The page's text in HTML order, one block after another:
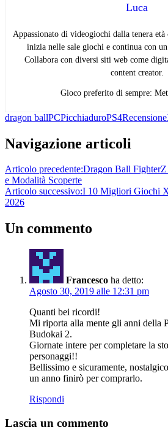
Luca
Appassionato di videogiochi dalla tenera
inizia nelle sale giochi e continua con
Collabora con diversi siti web come
content creator.
Gioco preferito di sempre:
dragon ballPCPicchiaduroPS4Recensione
Navigazione articoli
Articolo precedente:Dragon Ball
e Modalità Scoperte
Articolo successivo:I 10 Migliori Giochi
2026
Un commento
Francesco ha detto:
Agosto 30, 2019 alle 12:31 pm
Quanti bei ricordi!
Mi riporta alla mente gli anni della
Budokai 2.
Giornate intere per completare la
personaggi!!
Bellissimo e sicuramente,
un anno finirò per comprarlo.
Rispondi
Lascia un commento